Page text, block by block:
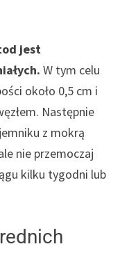
jest
W tym celu
około 0,5 cm i
Następnie
z mokrą
nie przemoczaj
kilku tygodni lub